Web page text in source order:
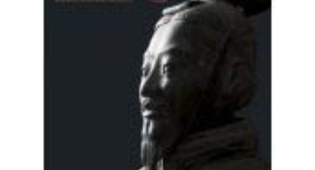
UDSTILLINGER
OM BOGGALLERIET
NYHEDSBREV